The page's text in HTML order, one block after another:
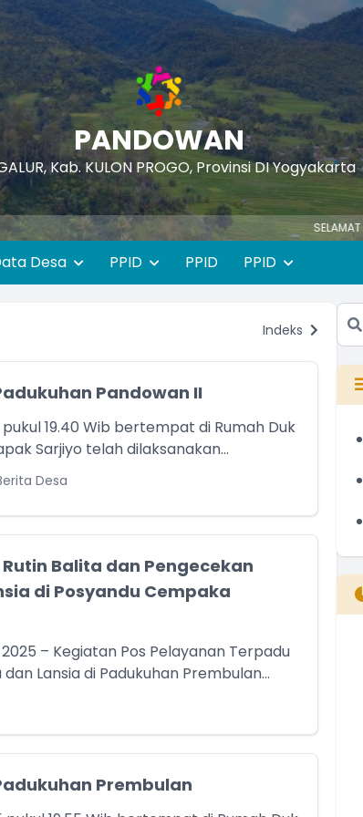
PANDOWAN
Kab. KULON PROGO, Provinsi DI Yogyakarta
SELAMAT DATANG
Desa PPID PPID PPID
Indeks
Pandowan II
pukul 19.40 Wib bertempat di Rumah Duk
Sarjiyo telah dilaksanakan...
Desa
Balita dan Pengecekan
di Posyandu Cempaka
2025 – Kegiatan Pos Pelayanan Terpadu
Lansia di Padukuhan Prembulan...
Prembulan